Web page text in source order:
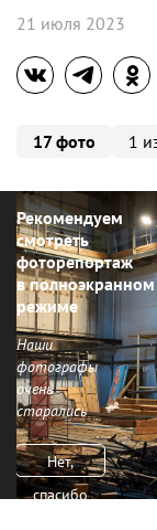
21 июля 2023
17 фото 1
Рекомендуем
смотреть
фоторепортаж
в полноэкранном
режиме
Наши
фотографы
очень
старались
Нет,
спасибо